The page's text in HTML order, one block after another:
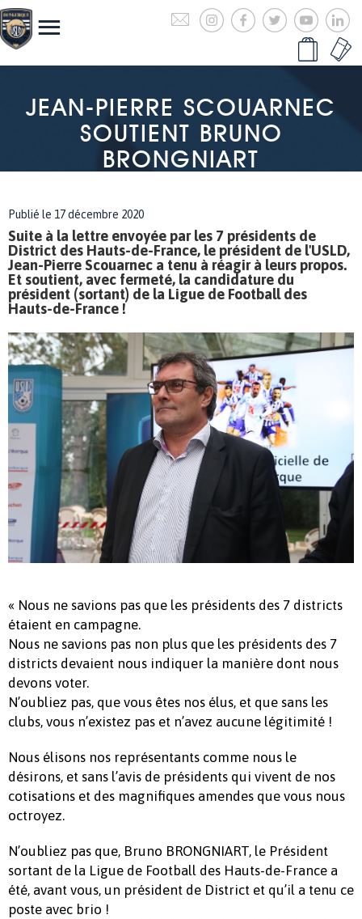
JEAN-PIERRE SCOUARNEC
SOUTIENT BRUNO
BRONGNIART
Publié le 17 décembre 2020
Suite à la lettre envoyée par les 7 présidents de
District des Hauts-de-France, le président de l'USLD,
Jean-Pierre Scouarnec a tenu à réagir à leurs propos.
Et soutient, avec fermeté, la candidature du
président (sortant) de la Ligue de Football des
Hauts-de-France !
« Nous ne savions pas que les présidents des 7 districts
étaient en campagne.
Nous ne savions pas non plus que les présidents des 7
districts devaient nous indiquer la manière dont nous
devons voter.
N’oubliez pas, que vous êtes nos élus, et que sans les
clubs, vous n’existez pas et n’avez aucune légitimité !
Nous élisons nos représentants comme nous le
désirons, et sans l’avis de présidents qui vivent de nos
cotisations et des magnifiques amendes que vous nous
octroyez.
N’oubliez pas que, Bruno BRONGNIART, le Président
sortant de la Ligue de Football des Hauts-de-France a
été, avant vous, un président de District et qu’il a tenu ce
poste avec brio !